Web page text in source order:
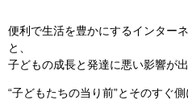
便利で生活を豊かにするインター
と、
子どもの成長と発達に悪い影響が
“子どもたちの当り前”とそのすぐ